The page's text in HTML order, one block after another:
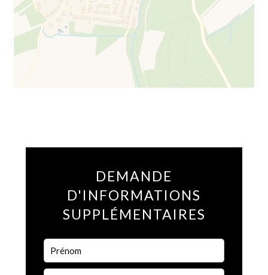
DEMANDE
D'INFORMATIONS
SUPPLÉMENTAIRES